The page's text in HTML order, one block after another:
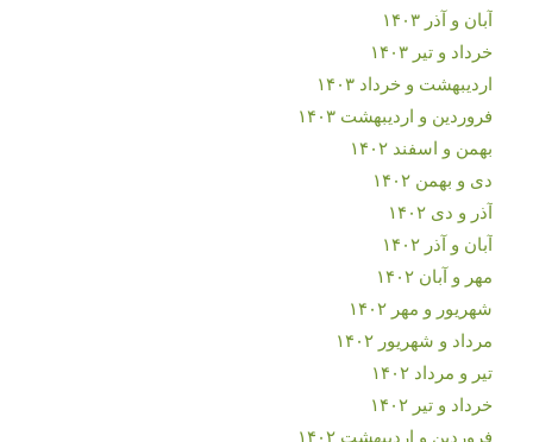
آبان و آذر ۱۴۰۳
خرداد و تیر ۱۴۰۳
اردیبهشت و خرداد ۱۴۰۳
فروردین و اردیبهشت ۱۴۰۳
بهمن و اسفند ۱۴۰۲
دی و بهمن ۱۴۰۲
آذر و دی ۱۴۰۲
آبان و آذر ۱۴۰۲
مهر و آبان ۱۴۰۲
شهریور و مهر ۱۴۰۲
مرداد و شهریور ۱۴۰۲
تیر و مرداد ۱۴۰۲
خرداد و تیر ۱۴۰۲
فروردین و اردیبهشت ۱۴۰۲